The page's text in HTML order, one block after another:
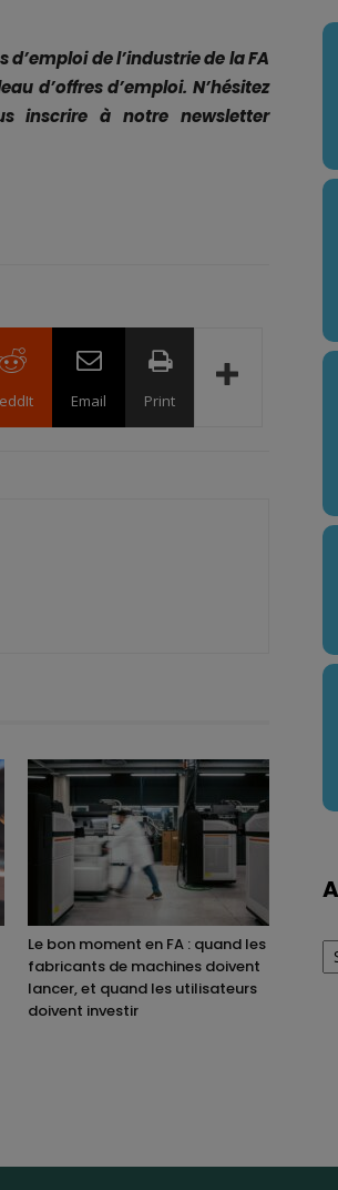
d’emploi de l’industrie de la FA
d’offres d’emploi. N’hésitez
inscrire à notre newsletter
Email Print
Le bon moment en FA : quand les
fabricants de machines doivent
lancer, et quand les utilisateurs
doivent investir